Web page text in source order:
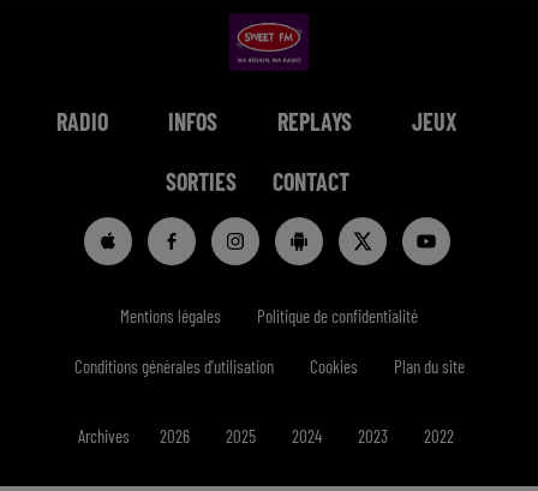
RADIO INFOS REPLAYS JEUX
SORTIES CONTACT
Mentions légales Politique de confidentialité
Conditions générales d'utilisation Cookies Plan du site
Archives 2026 2025 2024 2023 2022